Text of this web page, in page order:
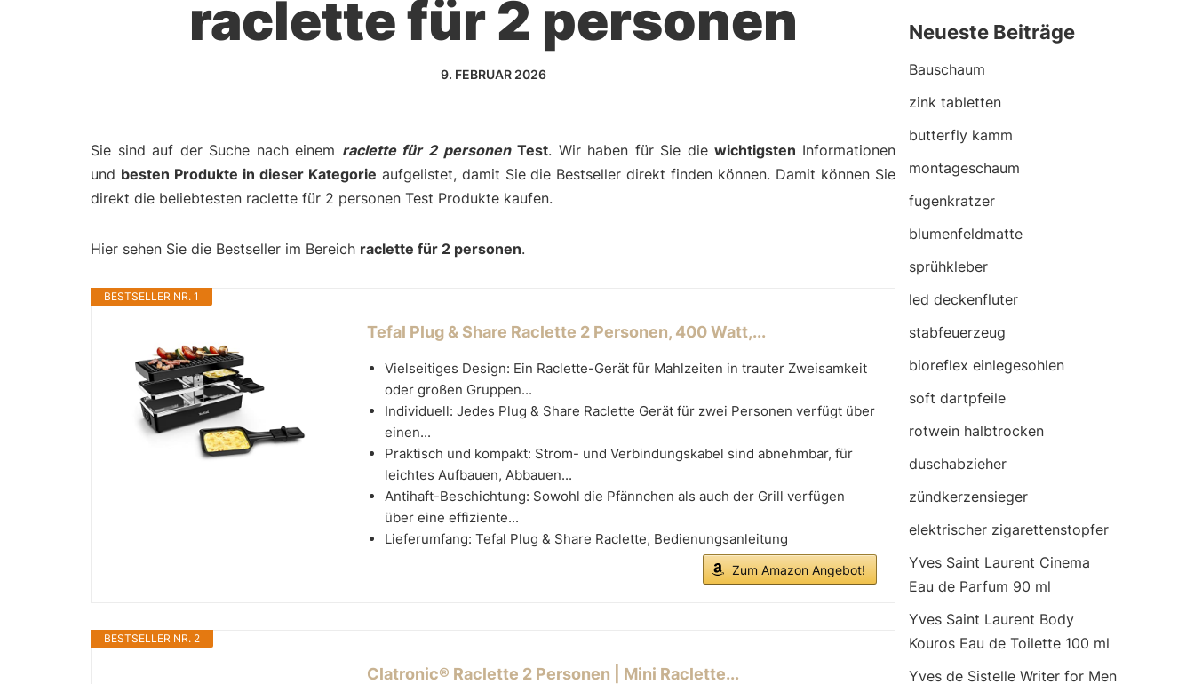
raclette für 2 personen
9. FEBRUAR 2026
Sie sind auf der Suche nach einem raclette für 2 personen Test. Wir haben für Sie diewichtigsten Informationen
und besten Produkte in dieser Kategorie aufgelistet, damit Sie die Bestseller direkt finden können. Damit können Sie
direkt die beliebtesten raclette für 2 personen Test Produkte kaufen.
Hier sehen Sie die Bestseller im Bereich raclette für 2 personen.
BESTSELLER NR. 1
Tefal Plug & Share Raclette 2 Personen, 400 Watt,...
Vielseitiges Design: Ein Raclette-Gerät für Mahlzeiten in trauter Zweisamkeit
oder großen Gruppen...
Individuell: Jedes Plug & Share Raclette Gerät für zwei Personen verfügt über
einen...
Praktisch und kompakt: Strom- und Verbindungskabel sind abnehmbar, für
leichtes Aufbauen, Abbauen...
Antihaft-Beschichtung: Sowohl die Pfännchen als auch der Grill verfügen
über eine effiziente...
Lieferumfang: Tefal Plug & Share Raclette, Bedienungsanleitung
Zum Amazon Angebot!
BESTSELLER NR. 2
Clatronic® Raclette 2 Personen | Mini Raclette...
Neueste Beiträge
Bauschaum
zink tabletten
butterfly kamm
montageschaum
fugenkratzer
blumenfeldmatte
sprühkleber
led deckenfluter
stabfeuerzeug
bioreflex einlegesohlen
soft dartpfeile
rotwein halbtrocken
duschabzieher
zündkerzensieger
elektrischer zigarettenstopfer
Yves Saint Laurent Cinema
Eau de Parfum 90 ml
Yves Saint Laurent Body
Kouros Eau de Toilette 100 ml
Yves de Sistelle Writer for Men